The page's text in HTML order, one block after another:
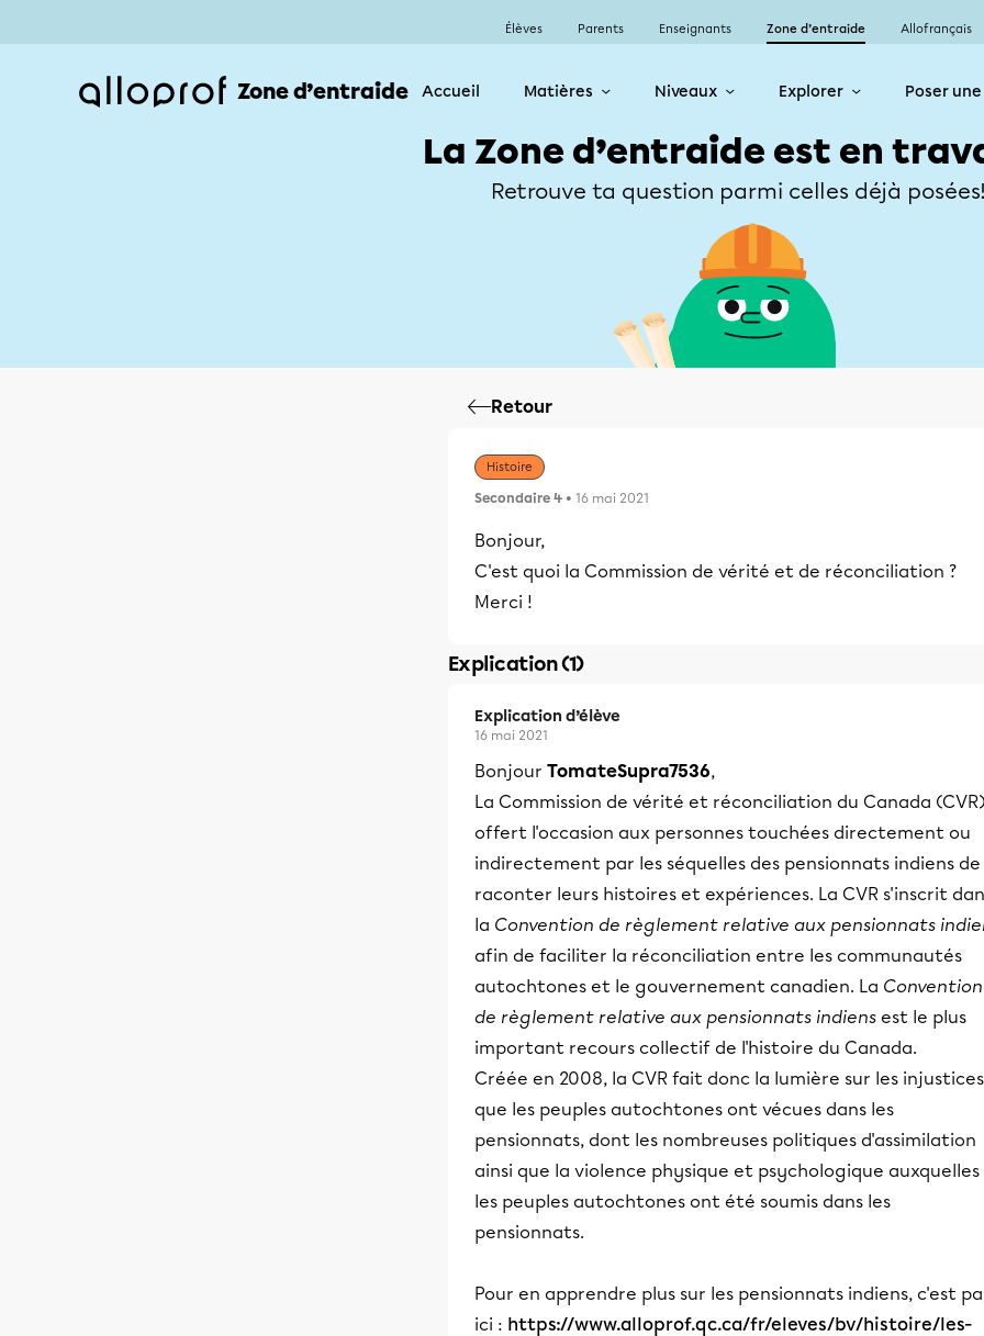
Élèves Parents Enseignants Zone d’entraide Allofrançais
Zone d’entraide Accueil Matières Niveaux Explorer Poser
La Zone d’entraide est en
Retrouve ta question parmi celles déjà
Retour
Histoire
Secondaire 4 • 16 mai 2021
Bonjour,
C'est quoi la Commission de vérité et de réconciliation ?
Merci !
Explication (1)
Explication d’élève
16 mai 2021
Bonjour TomateSupra7536,
La Commission de vérité et réconciliation du Canada
offert l'occasion aux personnes touchées directement ou
indirectement par les séquelles des pensionnats indiens de
raconter leurs histoires et expériences. La CVR s'inscrit
la Convention de règlement relative aux pensionnats
afin de faciliter la réconciliation entre les communautés
autochtones et le gouvernement canadien. La Convention
de règlement relative aux pensionnats indiens est le plus
important recours collectif de l'histoire du Canada.
Créée en 2008, la CVR fait donc la lumière sur les injustices
que les peuples autochtones ont vécues dans les
pensionnats, dont les nombreuses politiques d'assimilation
ainsi que la violence physique et psychologique auxquelles
les peuples autochtones ont été soumis dans les
pensionnats.
Pour en apprendre plus sur les pensionnats indiens, c'est
ici : https://www.alloprof.qc.ca/fr/eleves/bv/histoire/les-